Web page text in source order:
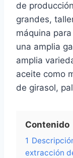
de
grandes,
máquina
una amplia
amplia
aceite como
de girasol,
Contenido
1
extracción